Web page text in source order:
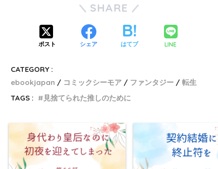
SHARE
ポスト シェア はてブ LINE
CATEGORY :
ebookjapan
コミックシーモア ファンタジー
転生
TAGS :
見捨てられた推しのために